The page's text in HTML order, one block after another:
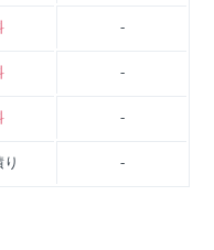
-
-
-
-